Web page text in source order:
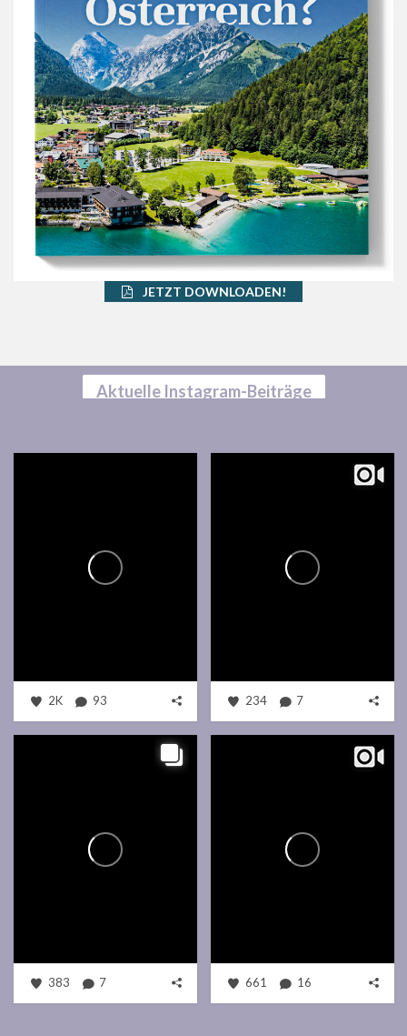
JETZT DOWNLOADEN!
Aktuelle Instagram-Beiträge
2K 93 234 7
383 7 661 16